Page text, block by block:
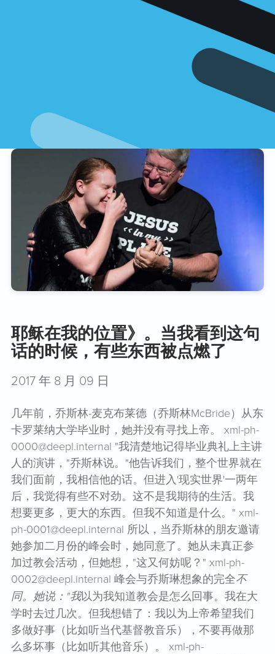
耶稣在我的位置》。当我看到这句
话的时候，有些东西被点燃了
2017 年 8 月 09 日
几年前，乔斯林-麦克布莱德（乔斯林McBride）从东
卡罗莱纳大学毕业时，她并没有寻找上帝。 xml-ph-
0000@deepl.internal "我清楚地记得毕业典礼上主讲
人的演讲，"乔斯林说。"他告诉我们，整个世界就在
我们面前，我相信他的话。但进入'现实世界'一两年
后，我觉得有些不对劲。这不是我期待的生活。我
想要更多，更大的东西。但我不知道是什么。" xml-
ph-0001@deepl.internal 所以，当乔斯林的朋友邀请
她参加二月份的峰会时，她同意了。她从未真正参
加过教会活动，但她想，"这又何妨呢？" xml-ph-
0002@deepl.internal 峰会与乔斯琳想象的完全不
同。她说："我以为我知道教会是怎么回事。我在大
学时去过几次。但我想错了：我以为上帝希望我们
多做好事（比如听当代基督教音乐），不要再做那
么多坏事（比如听其他音乐）。 xml-ph-